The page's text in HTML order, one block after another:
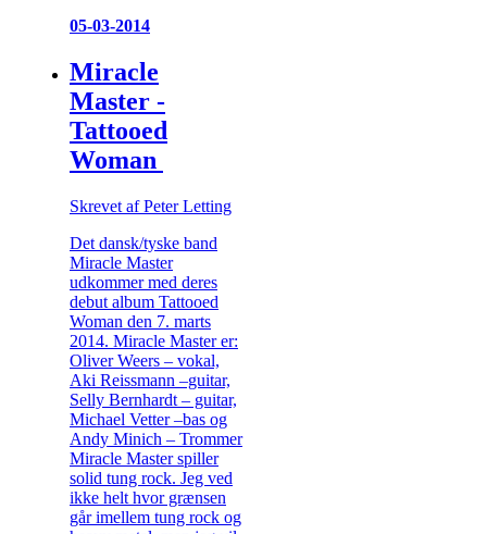
05-03-2014
Miracle
Master -
Tattooed
Woman
Skrevet af Peter Letting
Det dansk/tyske band
Miracle Master
udkommer med deres
debut album Tattooed
Woman den 7. marts
2014. Miracle Master er:
Oliver Weers – vokal,
Aki Reissmann –guitar,
Selly Bernhardt – guitar,
Michael Vetter –bas og
Andy Minich – Trommer
Miracle Master spiller
solid tung rock. Jeg ved
ikke helt hvor grænsen
går imellem tung rock og